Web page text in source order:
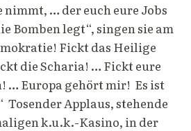
… der euch eure Jobs
Bomben legt“, singen sie am
Fickt das Heilige
die Scharia! … Fickt eure
… Europa gehört mir! Es ist
Applaus, stehende
k.u.k.-Kasino, in der